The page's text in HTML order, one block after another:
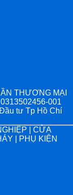
THƯƠNG MẠI
001
tư Tp Hồ Chí
| CỬA
| PHỤ KIỆN